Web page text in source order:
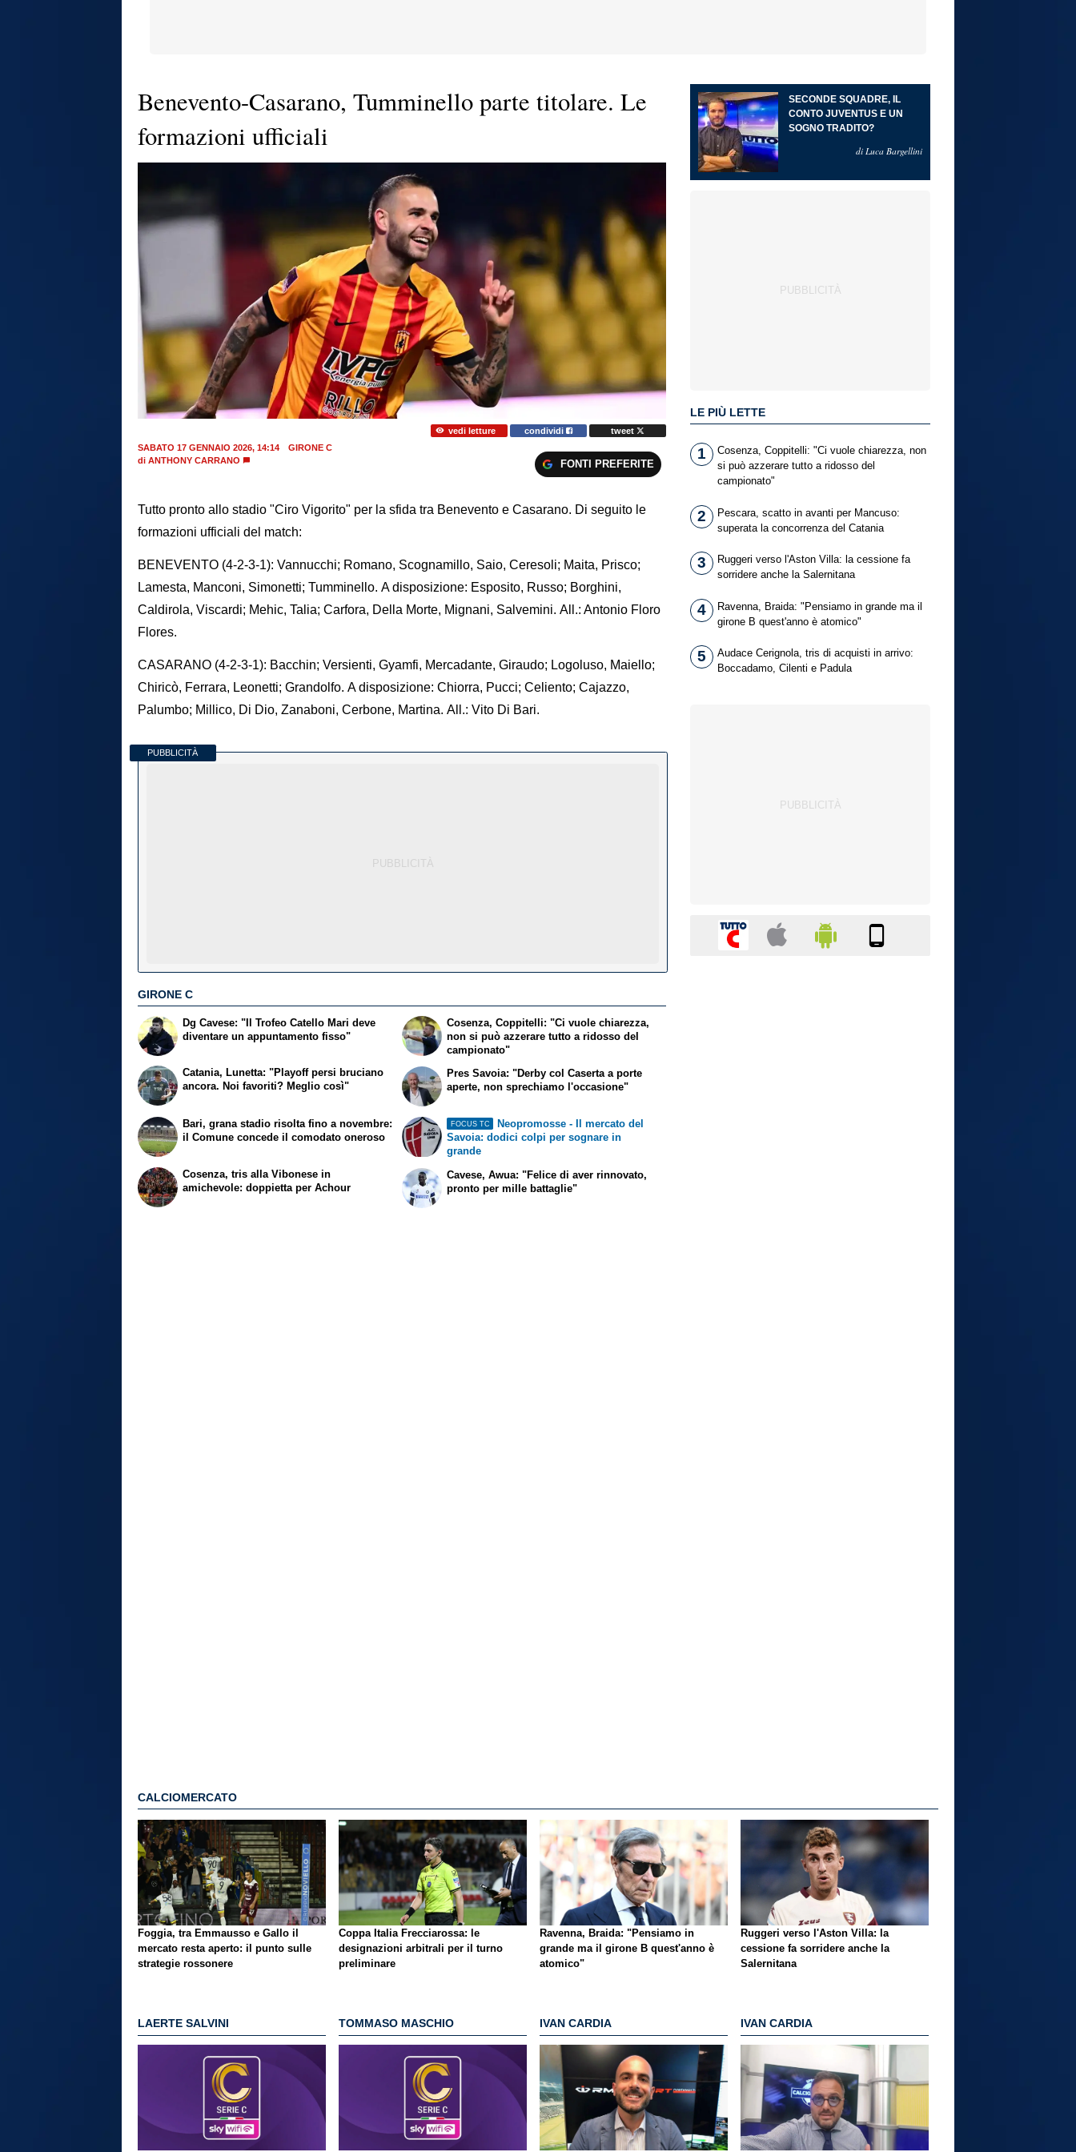
Benevento-Casarano, Tumminello parte titolare. Le
formazioni ufficiali
vedi letture condividi
tweet
SABATO 17 GENNAIO 2026, 14:14
GIRONE C
di ANTHONY CARRANO FONTI PREFERITE
Tutto pronto allo stadio "Ciro Vigorito" per la sfida tra Benevento e Casarano. Di seguito le
formazioni ufficiali del match:
BENEVENTO (4-2-3-1): Vannucchi; Romano, Scognamillo, Saio, Ceresoli; Maita, Prisco;
Lamesta, Manconi, Simonetti; Tumminello. A disposizione: Esposito, Russo; Borghini,
Caldirola, Viscardi; Mehic, Talia; Carfora, Della Morte, Mignani, Salvemini. All.: Antonio Floro
Flores.
CASARANO (4-2-3-1): Bacchin; Versienti, Gyamfi, Mercadante, Giraudo; Logoluso, Maiello;
Chiricò, Ferrara, Leonetti; Grandolfo. A disposizione: Chiorra, Pucci; Celiento; Cajazzo,
Palumbo; Millico, Di Dio, Zanaboni, Cerbone, Martina. All.: Vito Di Bari.
PUBBLICITÀ
GIRONE C
Dg Cavese: "Il Trofeo Catello Mari deve
diventare un appuntamento fisso"
Catania, Lunetta: "Playoff persi bruciano
ancora. Noi favoriti? Meglio così"
Cosenza, Coppitelli: "Ci vuole chiarezza,
non si può azzerare tutto a ridosso del
campionato"
Pres Savoia: "Derby col Caserta a porte
aperte, non sprechiamo l'occasione"
Bari, grana stadio risolta fino a novembre:
il Comune concede il comodato oneroso
Cosenza, tris alla Vibonese in
amichevole: doppietta per Achour
FOCUS TC
Neopromosse - Il mercato del
Savoia: dodici colpi per sognare in
grande
Cavese, Awua: "Felice di aver rinnovato,
pronto per mille battaglie"
SECONDE SQUADRE, IL
CONTO JUVENTUS E UN
SOGNO TRADITO?
di Luca Bargellini
LE PIÙ LETTE
1
Cosenza, Coppitelli: "Ci vuole chiarezza, non
si può azzerare tutto a ridosso del
campionato"
2
Pescara, scatto in avanti per Mancuso:
superata la concorrenza del Catania
3
Ruggeri verso l'Aston Villa: la cessione fa
sorridere anche la Salernitana
4
Ravenna, Braida: "Pensiamo in grande ma il
girone B quest'anno è atomico"
5
Audace Cerignola, tris di acquisti in arrivo:
Boccadamo, Cilenti e Padula
CALCIOMERCATO
Foggia, tra Emmausso e Gallo il
mercato resta aperto: il punto sulle
strategie rossonere
Coppa Italia Frecciarossa: le
designazioni arbitrali per il turno
preliminare
Ravenna, Braida: "Pensiamo in
grande ma il girone B quest'anno è
atomico"
Ruggeri verso l'Aston Villa: la
cessione fa sorridere anche la
Salernitana
LAERTE SALVINI TOMMASO MASCHIO IVAN CARDIA IVAN CARDIA